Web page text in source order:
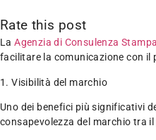
Rate this post
LaAgenzia di Consulenza Stampa
facilitare la comunicazione con il
1. Visibilità del marchio
Uno dei benefici più significativi
consapevolezza del marchio tra